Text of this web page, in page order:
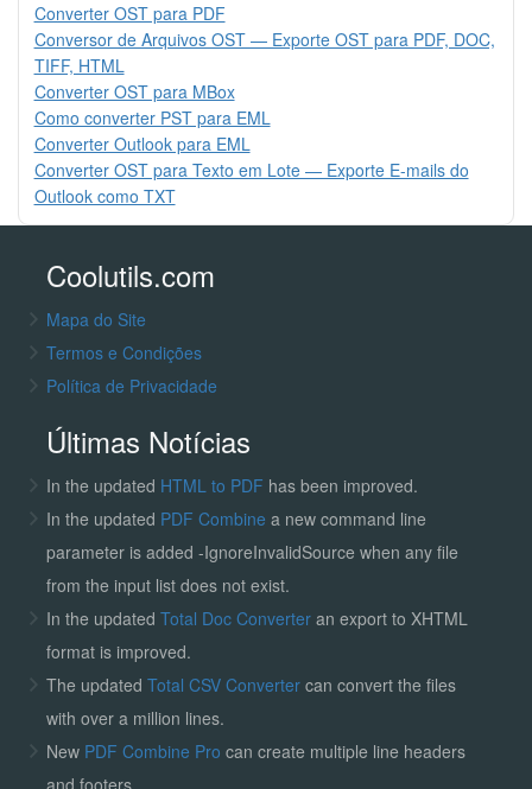
Converter OST para PDF
Conversor de Arquivos OST — Exporte OST para PDF, DOC,
TIFF, HTML
Converter OST para MBox
Como converter PST para EML
Converter Outlook para EML
Converter OST para Texto em Lote — Exporte E-mails do
Outlook como TXT
Coolutils.com
Mapa do Site
Termos e Condições
Política de Privacidade
Últimas Notícias
In the updated HTML to PDF has been improved.
In the updated PDF Combine a new command line
parameter is added -IgnoreInvalidSource when any file
from the input list does not exist.
In the updated Total Doc Converter an export to XHTML
format is improved.
The updated Total CSV Convertercan convert the files
with over a million lines.
New PDF Combine Pro can create multiple line headers
and footers.